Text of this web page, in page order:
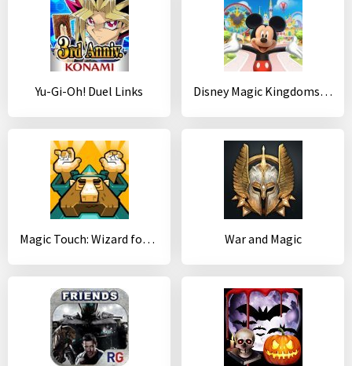
Yu-Gi-Oh! Duel Links Disney Magic Kingdoms: Построй волшебный парк!
Magic Touch: Wizard for Hire War and Magic